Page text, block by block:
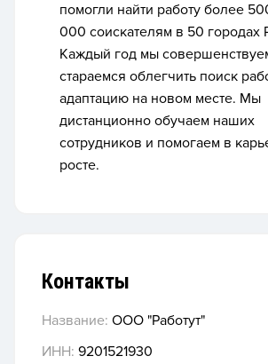
помогли найти работу более
000 соискателям в 50 городах
Каждый год мы
стараемся облегчить поиск
адаптацию на новом месте. Мы
дистанционно обучаем наших
сотрудников и помогаем в
росте.
Контакты
Название: ООО "Работут"
ИНН: 9201521930